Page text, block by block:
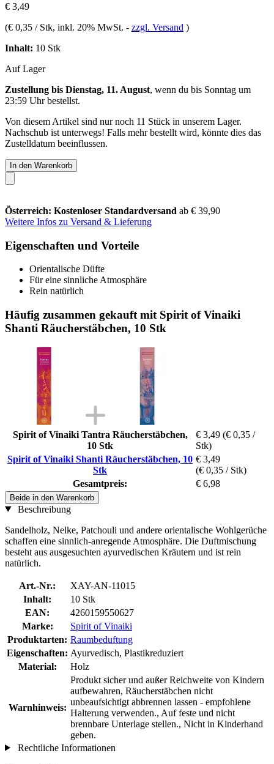
€ 3,49
(€ 0,35 / Stk, inkl. 20% MwSt. - zzgl. Versand )
Inhalt: 10 Stk
Auf Lager
Zustellung bis Dienstag, 11. August, wenn du bis Sonntag um
23:59 Uhrbestellst.
Von diesem Artikel sind nur noch 11 Stück in unserem Lager.
Nachschub ist unterwegs! Falls mehr bestellt wird, könnte dies das
Zustelldatum beeinflussen.
In den Warenkorb
Österreich: Kostenloser Standardversand ab € 39,90
Weitere Infos zu Versand & Lieferung
Eigenschaften und Vorteile
Orientalische Düfte
Für eine sinnliche Atmosphäre
Rein natürlich
Häufig zusammen gekauft mit Spirit of Vinaiki
Shanti Räucherstäbchen, 10 Stk
Spirit of Vinaiki Tantra Räucherstäbchen,
10 Stk
€ 3,49 (€ 0,35 /
Stk)
Spirit of Vinaiki Shanti Räucherstäbchen, 10
Stk
€ 3,49
(€ 0,35 / Stk)
Gesamtpreis:
€ 6,98
Beide in den Warenkorb
Beschreibung
Sandelholz, Nelke, Patchouli und andere orientalische Wohlgerüche
schaffen eine sinnlich-anregende Atmosphäre. Die Duftmischung
besteht aus ausgesuchten ayurvedischen Kräutern und ist rein
natürlich.
Art.-Nr.:
XAY-AN-11015
Inhalt:
10 Stk
EAN:
4260159550627
Marke:
Spirit of Vinaiki
Produktarten: Raumbeduftung
Eigenschaften: Ayurvedisch, Plastikreduziert
Material:
Holz
Warnhinweis:
Produkt sicher und außer Reichweite von Kindern
aufbewahren, Räucherstäbchen nicht
unbeaufsichtigt abbrennen lassen - empfohlene
Halterung verwenden., Auf feste und nicht
brennbare Unterlage stellen., Nicht in Kinderhand
geben.
Rechtliche Informationen